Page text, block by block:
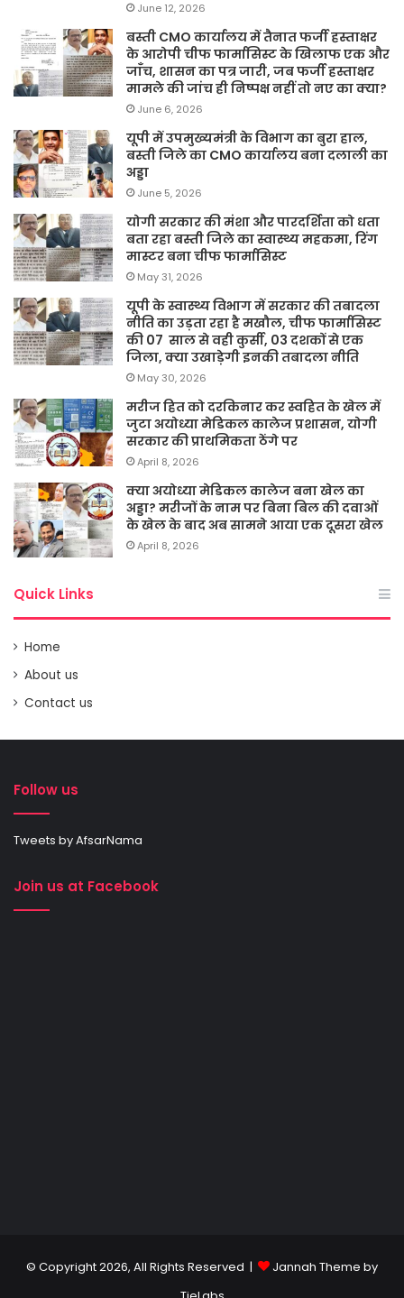
June 12, 2026
बस्ती CMO कार्यालय में तैनात फर्जी हस्ताक्षर
के आरोपी चीफ फार्मासिस्ट के खिलाफ एक और
जाँच, शासन का पत्र जारी, जब फर्जी हस्ताक्षर
मामले की जांच ही निष्पक्ष नहीं तो नए का क्या?
June 6, 2026
यूपी में उपमुख्यमंत्री के विभाग का बुरा हाल,
बस्ती जिले का CMO कार्यालय बना दलाली का
अड्डा
June 5, 2026
योगी सरकार की मंशा और पारदर्शिता को धता
बता रहा बस्ती जिले का स्वास्थ्य महकमा, रिंग
मास्टर बना चीफ फार्मासिस्ट
May 31, 2026
यूपी के स्वास्थ्य विभाग में सरकार की तबादला
नीति का उड़ता रहा है मखौल, चीफ फार्मासिस्ट
की 07 साल से वही कुर्सी, 03 दशकों से एक
जिला, क्या उखाड़ेगी इनकी तबादला नीति
May 30, 2026
मरीज हित को दरकिनार कर स्वहित के खेल में
जुटा अयोध्या मेडिकल कालेज प्रशासन, योगी
सरकार की प्राथमिकता ठेंगे पर
April 8, 2026
क्या अयोध्या मेडिकल कालेज बना खेल का
अड्डा? मरीजों के नाम पर बिना बिल की दवाओं
के खेल के बाद अब सामने आया एक दूसरा खेल
April 8, 2026
Quick Links
Home
About us
Contact us
Follow us
Tweets by AfsarNama
Join us at Facebook
© Copyright 2026, All Rights Reserved |
Jannah Theme by